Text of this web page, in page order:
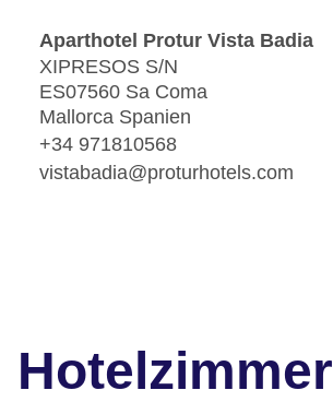
Aparthotel Protur Vista Badia
XIPRESOS S/N
ES07560 Sa Coma
Mallorca Spanien
+34 971810568
vistabadia@proturhotels.com
Hotelzimmer